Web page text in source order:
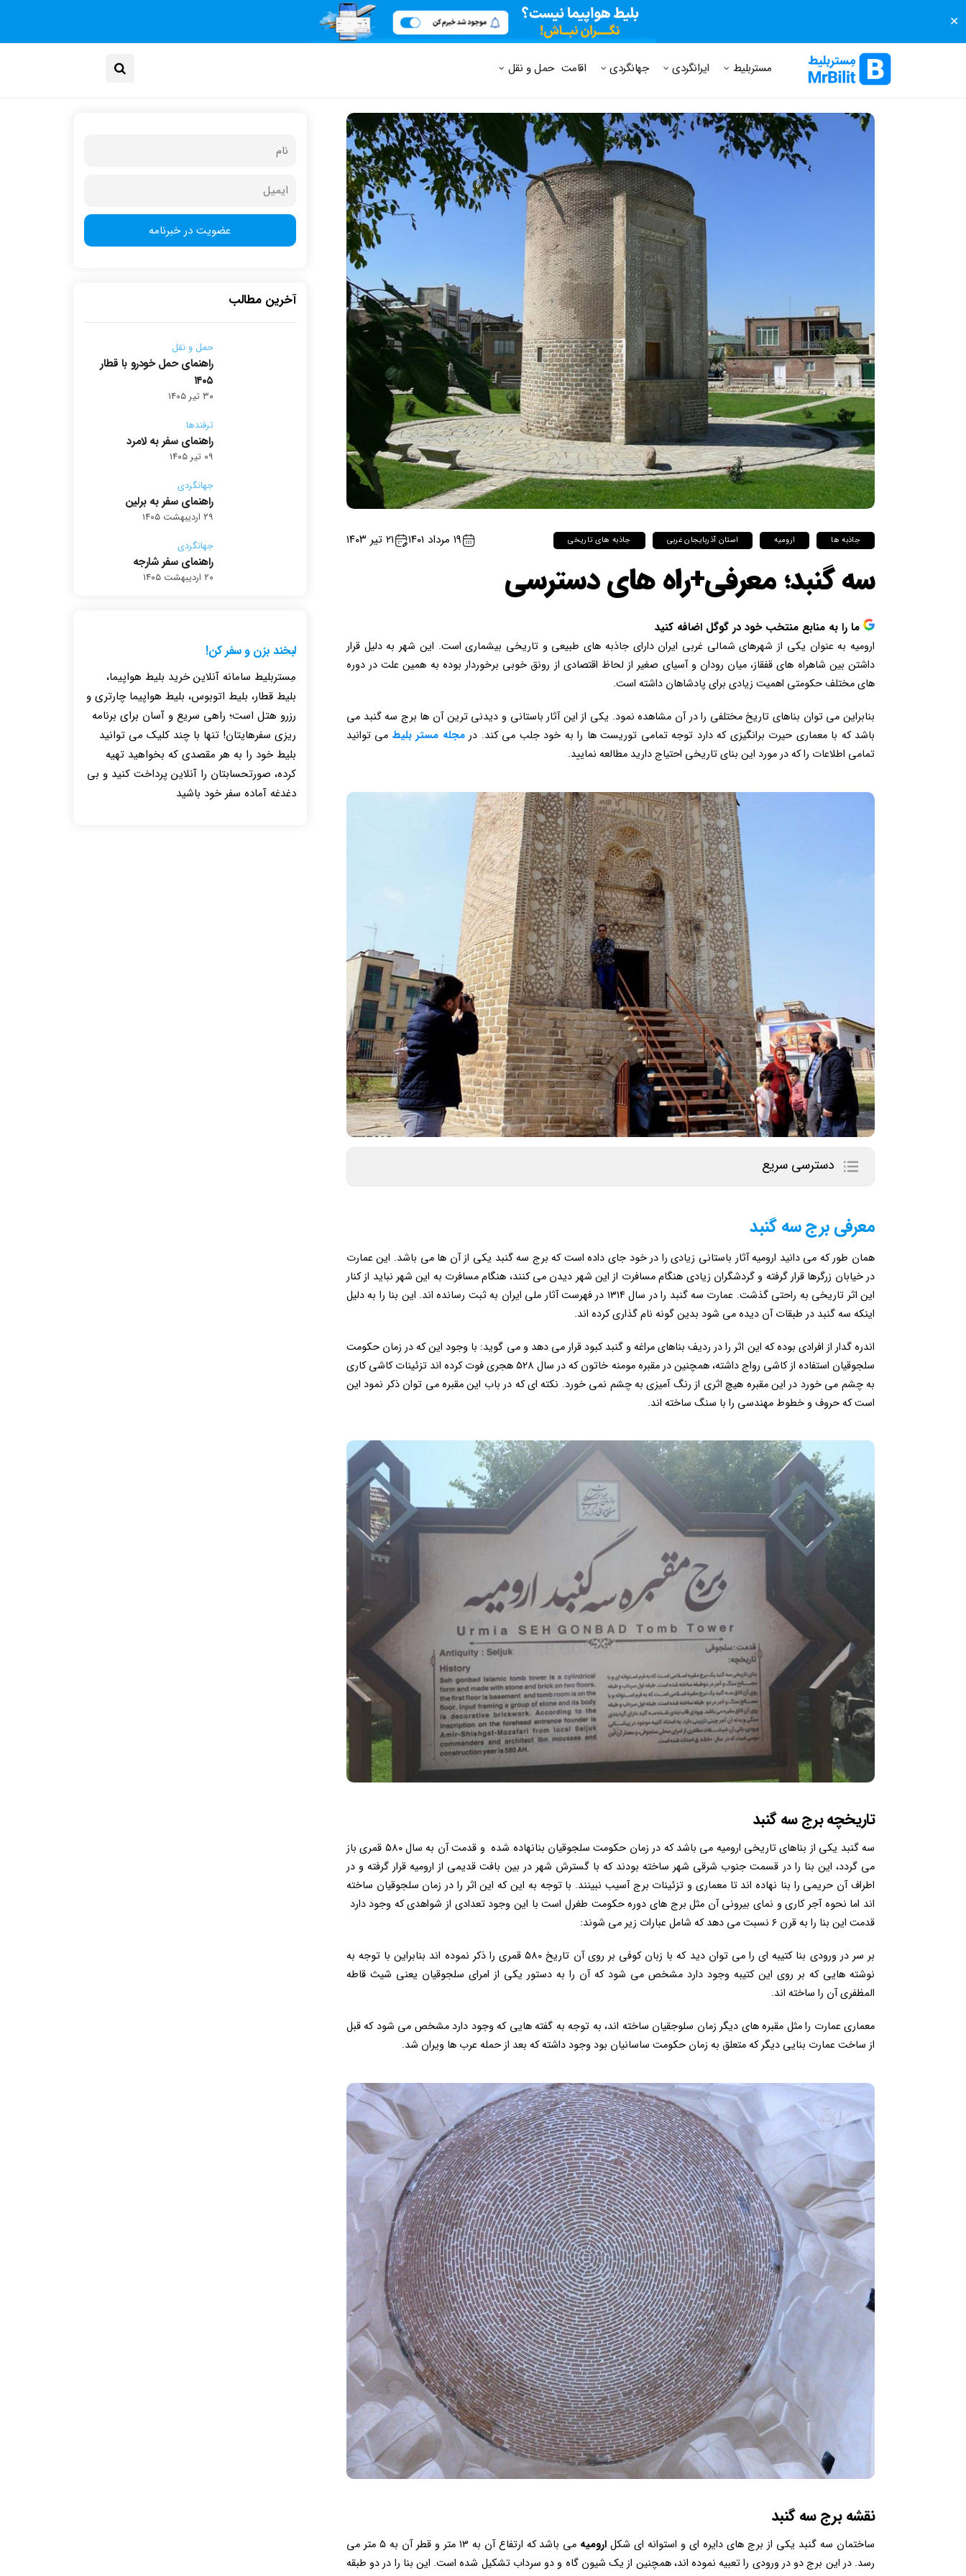
✕
مستر بلیط مجله مستر بلیط پرسش های متداول
مستربلیط ایرانگردی جهانگردی اقامت حمل و نقل
جاذبه ها ارومیه استان آذربایجان غربی جاذبه های تاریخی ۱۹ مرداد ۱۴۰۱ ۲۱ تیر ۱۴۰۳
سه گنبد؛ معرفی+راه های دسترسی
ما را به منابع منتخب خود در گوگل اضافه کنید
ارومیه به عنوان یکی از شهرهای شمالی غربی ایران دارای جاذبه های طبیعی و تاریخی بیشماری است. این شهر به دلیل قرار
داشتن بین شاهراه های قفقاز، میان رودان و آسیای صغیر از لحاظ اقتصادی از رونق خوبی برخوردار بوده به همین علت در دوره
های مختلف حکومتی اهمیت زیادی برای پادشاهان داشته است.
بنابراین می توان بناهای تاریخ مختلفی را در آن مشاهده نمود. یکی از این آثار باستانی و دیدنی ترین آن ها برج سه گنبد می
باشد که با معماری حیرت برانگیزی که دارد توجه تمامی توریست ها را به خود جلب می کند. درمجله مستر بلیط می توانید
تمامی اطلاعات را که در مورد این بنای تاریخی احتیاج دارید مطالعه نمایید.
دسترسی سریع
معرفی برج سه گنبد
همان طور که می دانید ارومیه آثار باستانی زیادی را در خود جای داده است که برج سه گنبد یکی از آن ها می باشد. این عمارت
در خیابان زرگرها قرار گرفته و گردشگران زیادی هنگام مسافرت از این شهر دیدن می کنند، هنگام مسافرت به این شهر نباید از کنار
این اثر تاریخی به راحتی گذشت. عمارت سه گنبد را در سال ۱۳۱۴ در فهرست آثار ملی ایران به ثبت رسانده اند. این بنا را به دلیل
اینکه سه گنبد در طبقات آن دیده می شود بدین گونه نام گذاری کرده اند.
اندره گدار از افرادی بوده که این اثر را در ردیف بناهای مراغه و گنبد کبود قرار می دهد و می گوید: با وجود این که در زمان حکومت
سلجوقیان استفاده از کاشی رواج داشته، همچنین در مقبره مومنه خاتون که در سال ۵۲۸ هجری فوت کرده اند تزئینات کاشی کاری
به چشم می خورد در این مقبره هیچ اثری از رنگ آمیزی به چشم نمی خورد. نکته ای که در باب این مقبره می توان ذکر نمود این
است که حروف و خطوط مهندسی را با سنگ ساخته اند.
تاریخچه برج سه گنبد
سه گنبد یکی از بناهای تاریخی ارومیه می باشد که در زمان حکومت سلجوقیان بنانهاده شده و قدمت آن به سال ۵۸۰ قمری باز
می گردد، این بنا را در قسمت جنوب شرقی شهر ساخته بودند که با گسترش شهر در بین بافت قدیمی از ارومیه قرار گرفته و در
اطراف آن حریمی را بنا نهاده اند تا معماری و تزئینات برج آسیب نبینند. با توجه به این که این اثر را در زمان سلجوقیان ساخته
اند اما نحوه آجر کاری و نمای بیرونی آن مثل برج های دوره حکومت طغرل است با این وجود تعدادی از شواهدی که وجود دارد
قدمت این بنا را به قرن ۶ نسبت می دهد که شامل عبارات زیر می شوند:
بر سر در ورودی بنا کتیبه ای را می توان دید که با زبان کوفی بر روی آن تاریخ ۵۸۰ قمری را ذکر نموده اند بنابراین با توجه به
نوشته هایی که بر روی این کتیبه وجود دارد مشخص می شود که آن را به دستور یکی از امرای سلجوقیان یعنی شیث قاطه
المظفری آن را ساخته اند.
معماری عمارت را مثل مقبره های دیگر زمان سلوجقیان ساخته اند، به توجه به گفته هایی که وجود دارد مشخص می شود که قبل
از ساخت عمارت بنایی دیگر که متعلق به زمان حکومت ساسانیان بود وجود داشته که بعد از حمله عرب ها ویران شد.
نقشه برج سه گنبد
ساختمان سه گنبد یکی از برج های دایره ای و استوانه ای شکل ارومیه
می باشد که ارتفاع آن به ۱۳ متر و قطر آن به ۵ متر می
رسد. در این برج دو در ورودی را تعبیه نموده اند، همچنین از یک شیون گاه و دو سرداب تشکیل شده است. این بنا را در دو طبقه
آخرین مطالب
حمل و نقل
راهنمای حمل خودرو با قطار
۱۴۰۵
۳۰ تیر ۱۴۰۵
ترفندها
راهنمای سفر به لامرد
۰۹ تیر ۱۴۰۵
جهانگردی
راهنمای سفر به برلین
۲۹ اردیبهشت ۱۴۰۵
جهانگردی
راهنمای سفر شارجه
۲۰ اردیبهشت ۱۴۰۵
لبخند بزن و سفر کن!
مِستربلیط سامانه آنلاین خرید بلیط هواپیما،
بلیط قطار، بلیط اتوبوس، بلیط هواپیما چارتری و
رزرو هتل است؛ راهی سریع و آسان برای برنامه
ریزی سفرهایتان! تنها با چند کلیک می توانید
بلیط خود را به هر مقصدی که بخواهید تهیه
کرده، صورتحسابتان را آنلاین پرداخت کنید و بی
دغدغه آماده سفر خود باشید